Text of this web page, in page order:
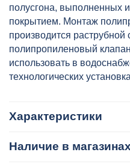
полусгона, выполненных
покрытием. Монтаж
производится
полипропиленовый
использовать в
технологических
Характеристики
Наличие в